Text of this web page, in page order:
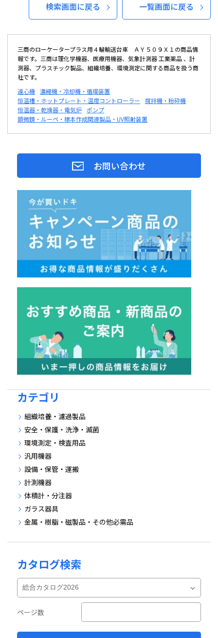
検索画面に戻る 一覧画面に戻る
三商のローケータープラス用４輪輸送台車 ＡＹ５０９Ｘ１の商品情
報です。三商は理化学機器、医療用機器、気象計測器 工業薬品 、計
測器、プラスチック製品、組織培養、環境測定に関する商品を扱う商
社です。
遠心機 濃縮機・冷却機・循環装置
恒温槽・ホットプレート・温度コントローラー
撹拌機・粉砕機
恒温器・乾燥器・電気炉 ポンプ
顕微鏡・ルーペ・標本作成関連製品・UV照射装置
お問い合わせ
カテゴリ
組織培養・濾過製品
安全・保護・洗浄・滅菌
環境測定・検査用品
汎用機器
設備・保管・運搬
計測機器
体積計・分注器
ガラス器具
金属・樹脂・磁製品・その他必需品
カタログ検索
ページ数